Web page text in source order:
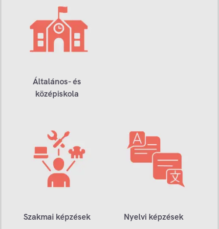
Általános- és
középiskola
Szakmai képzések Nyelvi képzések